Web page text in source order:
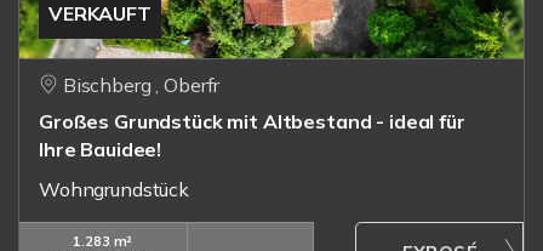
VERKAUFT
Bischberg , Oberfr
Großes Grundstück mit Altbestand - ideal für
Ihre Bauidee!
Wohngrundstück
1.283 m²